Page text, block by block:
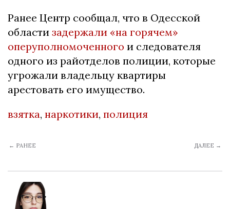
Ранее Центр сообщал, что в Одесской
области задержали «на горячем»
оперуполномоченного и следователя
одного из райотделов полиции, которые
угрожали владельцу квартиры
арестовать его имущество.
взятка, наркотики, полиция
← РАНЕЕ ДАЛЕЕ →